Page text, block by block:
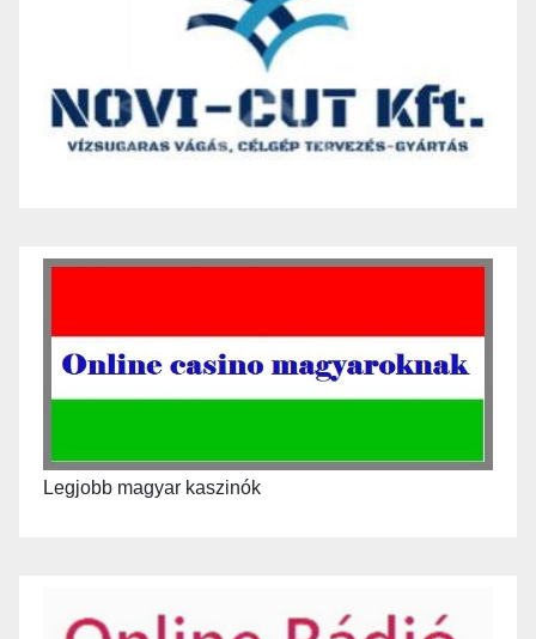
Legjobb magyar kaszinók